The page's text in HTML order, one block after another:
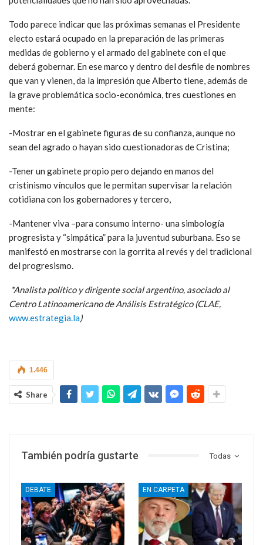
Todo parece indicar que las próximas semanas el Presidente
electo estará ocupado en la preparación de las primeras
medidas de gobierno y el armado del gabinete con el que
deberá gobernar. En ese marco y dentro del desfile de nombres
que van y vienen, da la impresión que Alberto tiene, además de
la grave problemática socio-económica, tres cuestiones en
mente:
-Mostrar en el gabinete figuras de su confianza, aunque no
sean del agrado o hayan sido cuestionadoras de Cristina;
-Tener un gabinete propio pero dejando en manos del
cristinismo vínculos que le permitan supervisar la relación
cotidiana con los gobernadores y tercero,
-Mantener viva –para consumo interno- una simbología
progresista y “simpática” para la juventud suburbana. Eso se
manifestó en mostrarse con la gorrita al revés y del tradicional
del progresismo.
*Analista político y dirigente social argentino, asociado al
Centro Latinoamericano de Análisis Estratégico (CLAE,
www.estrategia.la)
1.446
Share
Todas
También podría gustarte
DEBATE EN CARPETA